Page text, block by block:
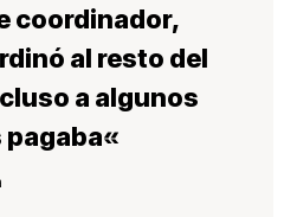
coordinador,
al resto del
a algunos
pagaba«